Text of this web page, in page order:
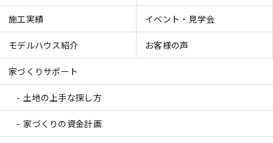
施工実績 イベント・見学会
モデルハウス紹介 お客様の声
家づくりサポート
土地の上手な探し方
家づくりの資金計画